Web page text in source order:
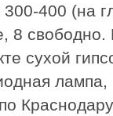
300-400 (на
8
сухой